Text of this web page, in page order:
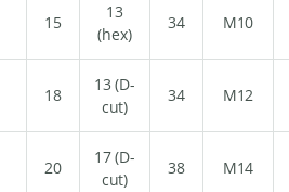
15
13
(hex)
34 M10
18
13 (D-
cut)
34 M12
20
17 (D-
cut)
38 M14